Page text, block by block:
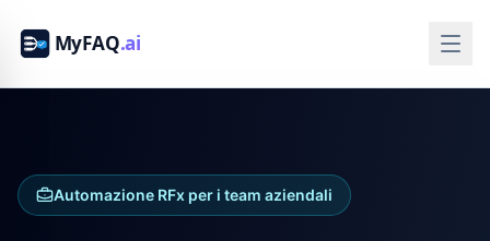
Automazione RFx per i team aziendali